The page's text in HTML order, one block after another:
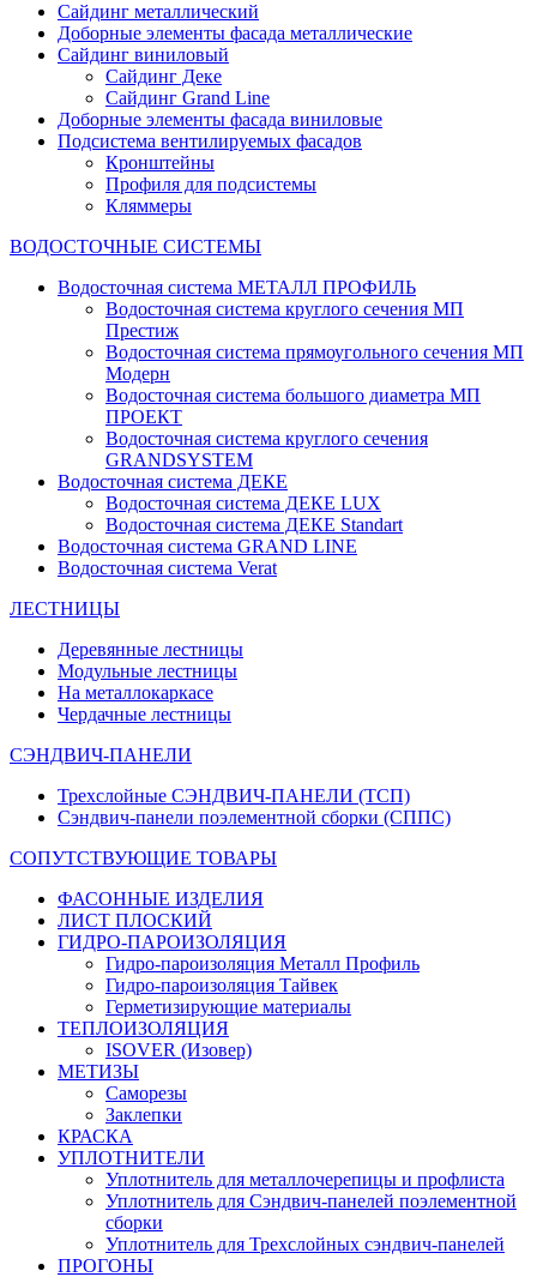
Сайдинг металлический
Доборные элементы фасада металлические
Сайдинг виниловый
Сайдинг Деке
Сайдинг Grand Line
Доборные элементы фасада виниловые
Подсистема вентилируемых фасадов
Кронштейны
Профиля для подсистемы
Кляммеры
ВОДОСТОЧНЫЕ СИСТЕМЫ
Водосточная система МЕТАЛЛ ПРОФИЛЬ
Водосточная система круглого сечения МП
Престиж
Водосточная система прямоугольного сечения МП
Модерн
Водосточная система большого диаметра МП
ПРОЕКТ
Водосточная система круглого сечения
GRANDSYSTEM
Водосточная система ДЕКЕ
Водосточная система ДЕКЕ LUX
Водосточная система ДЕКЕ Standart
Водосточная система GRAND LINE
Водосточная система Verat
ЛЕСТНИЦЫ
Деревянные лестницы
Модульные лестницы
На металлокаркасе
Чердачные лестницы
СЭНДВИЧ-ПАНЕЛИ
Трехслойные СЭНДВИЧ-ПАНЕЛИ (ТСП)
Сэндвич-панели поэлементной сборки (СППС)
СОПУТСТВУЮЩИЕ ТОВАРЫ
ФАСОННЫЕ ИЗДЕЛИЯ
ЛИСТ ПЛОСКИЙ
ГИДРО-ПАРОИЗОЛЯЦИЯ
Гидро-пароизоляция Металл Профиль
Гидро-пароизоляция Тайвек
Герметизирующие материалы
ТЕПЛОИЗОЛЯЦИЯ
ISOVER (Изовер)
МЕТИЗЫ
Саморезы
Заклепки
КРАСКА
УПЛОТНИТЕЛИ
Уплотнитель для металлочерепицы и профлиста
Уплотнитель для Сэндвич-панелей поэлементной
сборки
Уплотнитель для Трехслойных сэндвич-панелей
ПРОГОНЫ